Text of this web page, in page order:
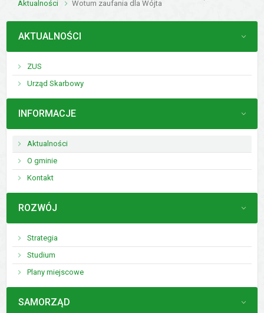
Aktualności
Wotum zaufania dla Wójta
MENU
AKTUALNOŚCI
ZUS
Urząd Skarbowy
MENU
INFORMACJE
Aktualności
O gminie
Kontakt
MENU
ROZWÓJ
Strategia
Studium
Plany miejscowe
MENU
SAMORZĄD